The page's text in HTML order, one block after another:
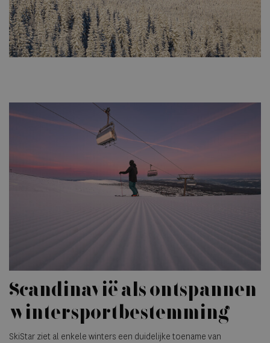
Scandinavië als ontspannen
wintersportbestemming
SkiStar ziet al enkele winters een duidelijke toename van